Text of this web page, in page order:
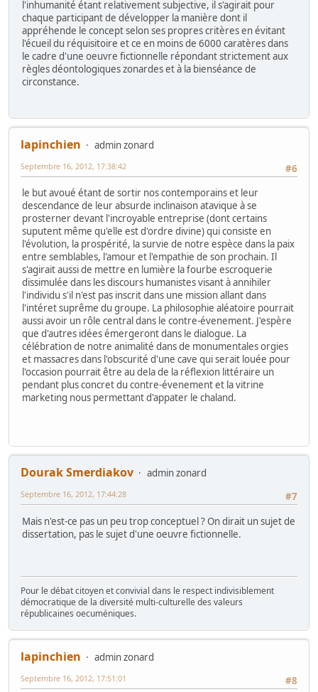
l'inhumanité étant relativement subjective, il s'agirait pour
chaque participant de développer la manière dont il
appréhende le concept selon ses propres critères en évitant
l'écueil du réquisitoire et ce en moins de 6000 caratères dans
le cadre d'une oeuvre fictionnelle répondant strictement aux
règles déontologiques zonardes et à la bienséance de
circonstance.
lapinchien
admin zonard
#6
Septembre 16, 2012, 17:38:42
le but avoué étant de sortir nos contemporains et leur
descendance de leur absurde inclinaison atavique à se
prosterner devant l'incroyable entreprise (dont certains
suputent même qu'elle est d'ordre divine) qui consiste en
l'évolution, la prospérité, la survie de notre espèce dans la paix
entre semblables, l'amour et l'empathie de son prochain. Il
s'agirait aussi de mettre en lumière la fourbe escroquerie
dissimulée dans les discours humanistes visant à annihiler
l'individu s'il n'est pas inscrit dans une mission allant dans
l'intéret suprême du groupe. La philosophie aléatoire pourrait
aussi avoir un rôle central dans le contre-évenement. J'espère
que d'autres idées émergeront dans le dialogue. La
célébration de notre animalité dans de monumentales orgies
et massacres dans l'obscurité d'une cave qui serait louée pour
l'occasion pourrait être au dela de la réflexion littéraire un
pendant plus concret du contre-évenement et la vitrine
marketing nous permettant d'appater le chaland.
Dourak Smerdiakov
admin zonard
#7
Septembre 16, 2012, 17:44:28
Mais n'est-ce pas un peu trop conceptuel ? On dirait un sujet de
dissertation, pas le sujet d'une oeuvre fictionnelle.
Pour le débat citoyen et convivial dans le respect indivisiblement
démocratique de la diversité multi-culturelle des valeurs
républicaines oecuméniques.
lapinchien
admin zonard
#8
Septembre 16, 2012, 17:51:01